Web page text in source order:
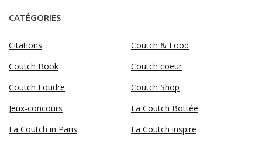
CATÉGORIES
Citations
Coutch & Food
Coutch Book
Coutch coeur
Coutch Foudre
Coutch Shop
Jeux-concours
La Coutch Bottée
La Coutch in Paris
La Coutch inspire